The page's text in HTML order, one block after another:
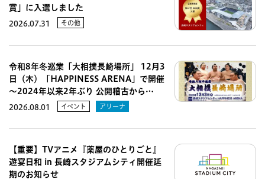
賞」に入選しました
2026.07.31 その他
令和8年冬巡業「大相撲長崎場所」 12月3
日（木）「HAPPINESS ARENA」で開催
～2024年以来2年ぶり 公開稽古から…
2026.08.01 イベント アリーナ
【重要】TVアニメ『薬屋のひとりごと』
遊宴日和 in 長崎スタジアムシティ開催延
期のお知らせ